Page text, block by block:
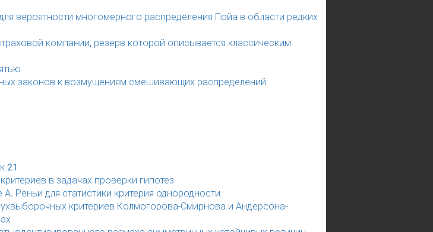
вероятности многомерного распределения Пойа в области редких
компании, резерв которой описывается классическим
законов к возмущениям смешивающих распределений
21
в задачах проверки гипотез
Реньи для статистики критерия однородности
критериев Колмогорова-Смирнова и Андерсона-